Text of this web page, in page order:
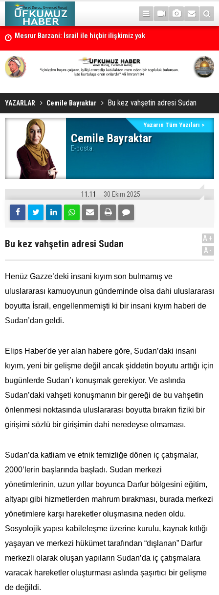
Mesrur Barzani: İsrail ile hiçbir ilişkimiz yok
Cevdet Yılmaz: Türkiye süreci tamamlanırsa Türkiye yeni bir
YAZARLAR Cemile Bayraktar Bu kez vahşetin adresi Sudan
Cemile Bayraktar
E-posta:
Yazarın Tüm Yazıları >
11:11 30 Ekim 2025
Bu kez vahşetin adresi Sudan
A+
A-
Henüz Gazze’deki insani kıyım son bulmamış ve
uluslararası kamuoyunun gündeminde olsa dahi uluslararası
boyutta İsrail, engellenmemişti ki bir insani kıyım haberi de
Sudan’dan geldi.
Elips Haber'de yer alan habere göre, Sudan’daki insani
kıyım, yeni bir gelişme değil ancak şiddetin boyutu arttığı için
bugünlerde Sudan’ı konuşmak gerekiyor. Ve aslında
Sudan’daki vahşeti konuşmanın bir gereği de bu vahşetin
önlenmesi noktasında uluslararası boyutta bırakın fiziki bir
girişimi sözlü bir girişimin dahi neredeyse olmaması.
Sudan’da katliam ve etnik temizliğe dönen iç çatışmalar,
2000’lerin başlarında başladı. Sudan merkezi
yönetimlerinin, uzun yıllar boyunca Darfur bölgesini eğitim,
altyapı gibi hizmetlerden mahrum bırakması, burada merkezi
yönetimlere karşı hareketler oluşmasına neden oldu.
Sosyolojik yapısı kabileleşme üzerine kurulu, kaynak kıtlığı
yaşayan ve merkezi hükümet tarafından “dışlanan” Darfur
merkezli olarak oluşan yapıların Sudan’da iç çatışmalara
varacak hareketler oluşturması aslında şaşırtıcı bir gelişme
de değildi.